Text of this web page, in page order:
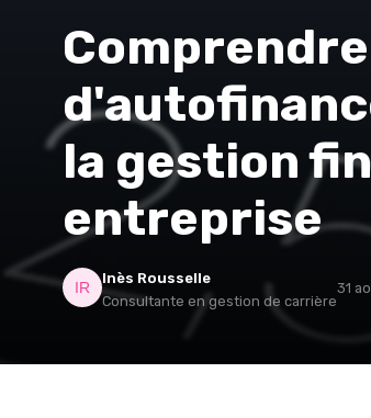
la gestion
entreprise
Inès Rousselle
Consultante en gestion de carrière
31